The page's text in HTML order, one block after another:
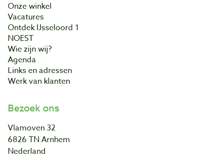
Onze winkel
Vacatures
Ontdek IJsseloord 1
NOEST
Wie zijn wij?
Agenda
Links en adressen
Werk van klanten
Bezoek ons
Vlamoven 32
6826 TN Arnhem
Nederland